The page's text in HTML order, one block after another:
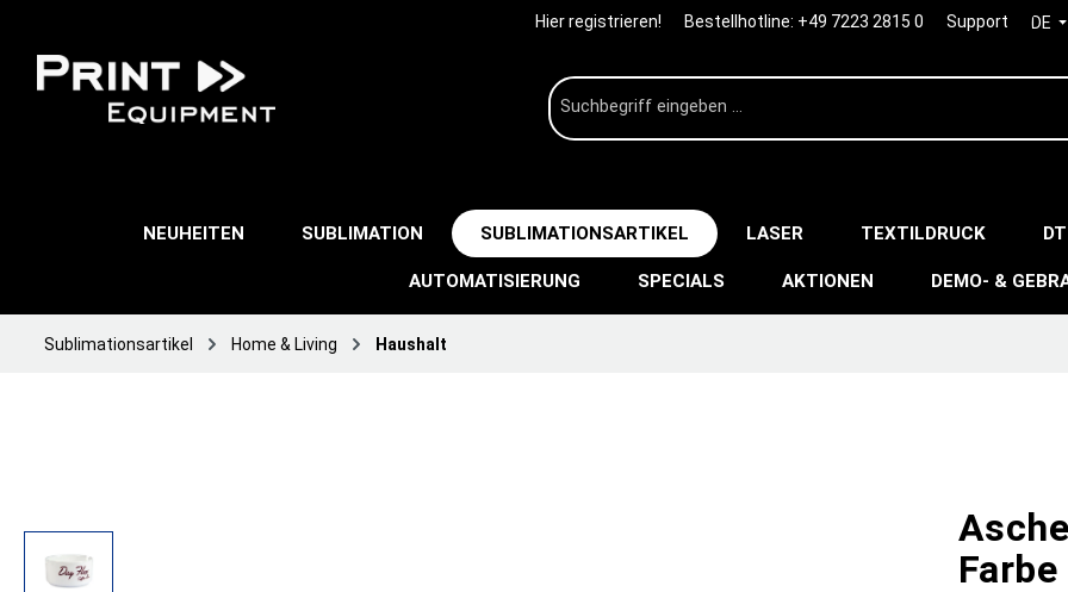
Hier registrieren! Bestellhotline: +49 7223 2815 0 Support DE
NEUHEITEN SUBLIMATION SUBLIMATIONSARTIKEL LASER TEXTILDRUCK
AUTOMATISIERUNG SPECIALS AKTIONEN DEMO- &
Sublimationsartikel Home & Living Haushalt